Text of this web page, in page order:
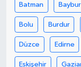
Batman
Bolu Burdur
Düzce Edirne
Eskişehir